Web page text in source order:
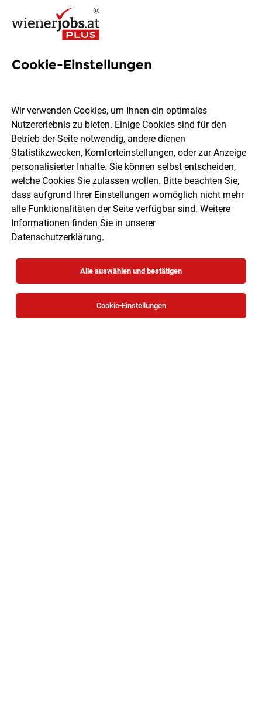
Ø 3.300 € in nur 4 Wochen -
Sinn: Starte als Fundraiser
(m/w/d) für NGOs
hsp DIE FUNDRAISER GmbH
österreichweit Freelancer, Projektarbeit
Cookie-Einstellungen
Wir verwenden Cookies, um Ihnen ein optimales
Nutzererlebnis zu bieten. Einige Cookies sind für den
Betrieb der Seite notwendig, andere dienen
Statistikzwecken, Komforteinstellungen, oder zur Anzeige
personalisierter Inhalte. Sie können selbst entscheiden,
welche Cookies Sie zulassen wollen. Bitte beachten Sie,
dass aufgrund Ihrer Einstellungen womöglich nicht mehr
alle Funktionalitäten der Seite verfügbar sind. Weitere
Informationen finden Sie in unserer
Datenschutzerklärung.
Alle auswählen und bestätigen
Cookie-Einstellungen